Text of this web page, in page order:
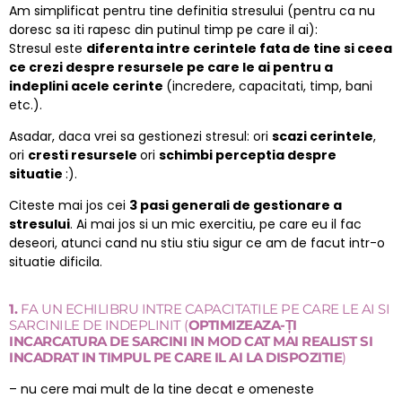
Am simplificat pentru tine definitia stresului (pentru ca nu
doresc sa iti rapesc din putinul timp pe care il ai):
Stresul este diferenta intre cerintele fata de tine si ceea
ce crezi despre resursele pe care le ai pentru a
indeplini acele cerinte (incredere, capacitati, timp, bani
etc.).
Asadar, daca vrei sa gestionezi stresul: ori scazi cerintele,
ori cresti resursele ori schimbi perceptia despre
situatie :).
Citeste mai jos cei 3 pasi generali de gestionare a
stresului. Ai mai jos si un mic exercitiu, pe care eu il fac
deseori, atunci cand nu stiu stiu sigur ce am de facut intr-o
situatie dificila.
1. FA UN ECHILIBRU INTRE CAPACITATILE PE CARE LE AI SI
SARCINILE DE INDEPLINIT (OPTIMIZEAZA-ȚI
INCARCATURA DE SARCINI IN MOD CAT MAI REALIST SI
INCADRAT IN TIMPUL PE CARE IL AI LA DISPOZITIE)
– nu cere mai mult de la tine decat e omeneste